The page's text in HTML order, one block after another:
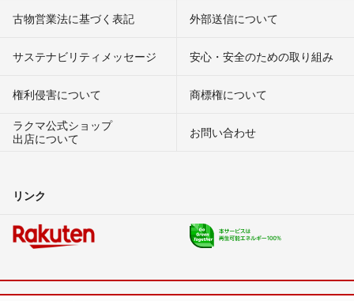
古物営業法に基づく表記 外部送信について
サステナビリティメッセージ 安心・安全のための取り組み
権利侵害について
商標権について
ラクマ公式ショップ
出店について
お問い合わせ
リンク